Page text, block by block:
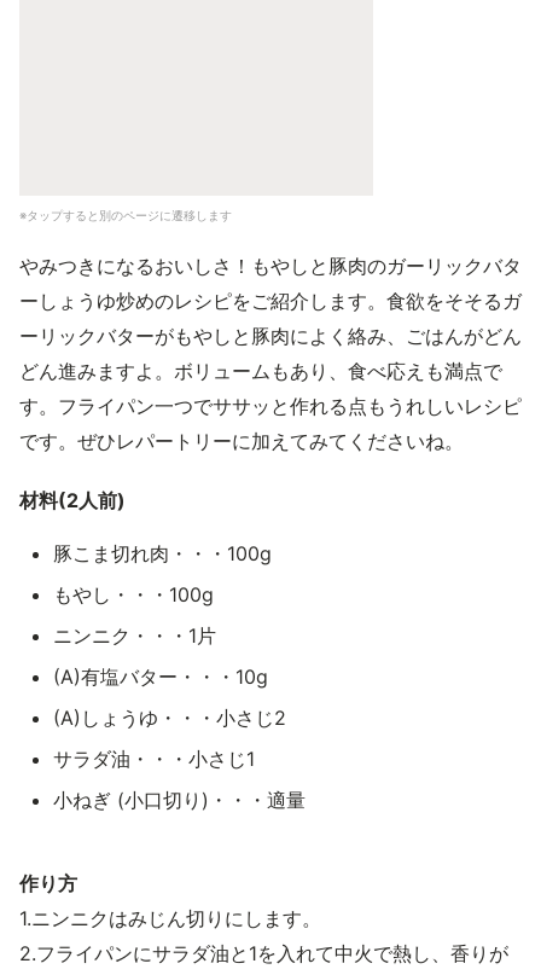
※タップすると別のページに遷移します
やみつきになるおいしさ！もやしと豚肉のガーリックバタ
ーしょうゆ炒めのレシピをご紹介します。食欲をそそるガ
ーリックバターがもやしと豚肉によく絡み、ごはんがどん
どん進みますよ。ボリュームもあり、食べ応えも満点で
す。フライパン一つでササッと作れる点もうれしいレシピ
です。ぜひレパートリーに加えてみてくださいね。
材料(2人前)
豚こま切れ肉・・・100g
もやし・・・100g
ニンニク・・・1片
(A)有塩バター・・・10g
(A)しょうゆ・・・小さじ2
サラダ油・・・小さじ1
小ねぎ (小口切り)・・・適量
作り方
1.ニンニクはみじん切りにします。
2.フライパンにサラダ油と1を入れて中火で熱し、香りが